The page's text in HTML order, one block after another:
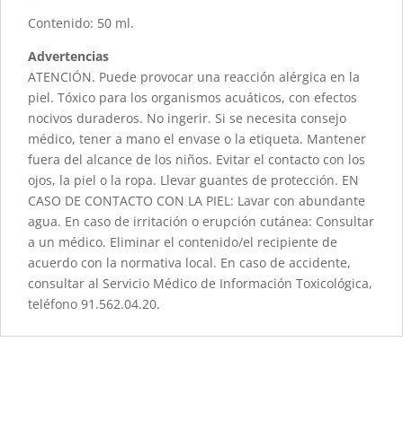
Contenido: 50 ml.
Advertencias
ATENCIÓN. Puede provocar una reacción alérgica en la
piel. Tóxico para los organismos acuáticos, con efectos
nocivos duraderos. No ingerir. Si se necesita consejo
médico, tener a mano el envase o la etiqueta. Mantener
fuera del alcance de los niños. Evitar el contacto con los
ojos, la piel o la ropa. Llevar guantes de protección. EN
CASO DE CONTACTO CON LA PIEL: Lavar con abundante
agua. En caso de irritación o erupción cutánea: Consultar
a un médico. Eliminar el contenido/el recipiente de
acuerdo con la normativa local. En caso de accidente,
consultar al Servicio Médico de Información Toxicológica,
teléfono 91.562.04.20.